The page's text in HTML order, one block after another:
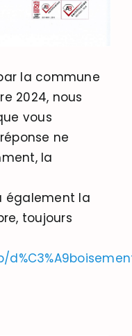
la commune
2024, nous
vous
ne
la
également la
toujours